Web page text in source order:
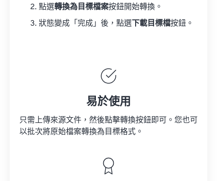
點選轉換為目標檔案按鈕開始轉換。
狀態變成「完成」後，點選 下載目標檔按鈕。
易於使用
只需上傳來源文件，然後點擊轉換按鈕即可。您也可
以批次將原始檔案轉換為目標格式。